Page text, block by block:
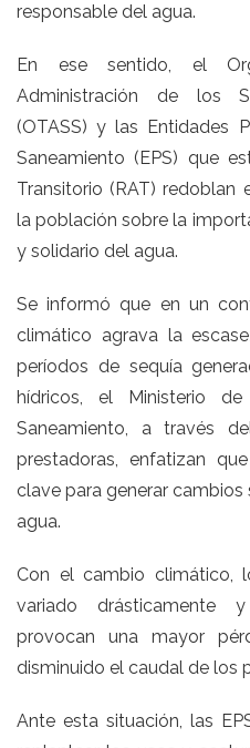
responsable del agua.
En ese sentido, el
Administración de los
(OTASS) y las Entidades
Saneamiento (EPS) que
Transitorio (RAT) redoblan
la población sobre la
y solidario del agua.
Se informó que en un
climático agrava la
períodos de sequía
hídricos, el Ministerio
Saneamiento, a través
prestadoras, enfatizan
clave para generar
agua.
Con el cambio climático,
variado drásticamente
provocan una mayor
disminuido el caudal de los
Ante esta situación, las